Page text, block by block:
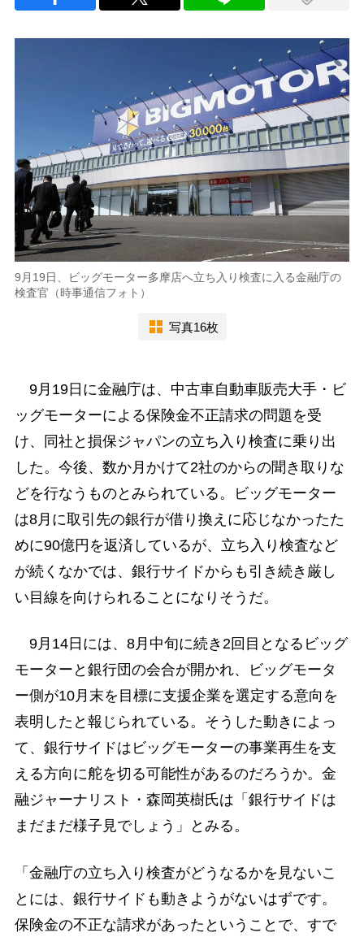
9月19日、ビッグモーター多摩店へ立ち入り検査に入る金融庁の
検査官（時事通信フォト）
写真16枚
9月19日に金融庁は、中古車自動車販売大手・ビ
ッグモーターによる保険金不正請求の問題を受
け、同社と損保ジャパンの立ち入り検査に乗り出
した。今後、数か月かけて2社のからの聞き取りな
どを行なうものとみられている。ビッグモーター
は8月に取引先の銀行が借り換えに応じなかったた
めに90億円を返済しているが、立ち入り検査など
が続くなかでは、銀行サイドからも引き続き厳し
い目線を向けられることになりそうだ。
9月14日には、8月中旬に続き2回目となるビッグ
モーターと銀行団の会合が開かれ、ビッグモータ
ー側が10月末を目標に支援企業を選定する意向を
表明したと報じられている。そうした動きによっ
て、銀行サイドはビッグモーターの事業再生を支
える方向に舵を切る可能性があるのだろうか。金
融ジャーナリスト・森岡英樹氏は「銀行サイドは
まだまだ様子見でしょう」とみる。
「金融庁の立ち入り検査がどうなるかを見ないこ
とには、銀行サイドも動きようがないはずです。
保険金の不正な請求があったということで、すで